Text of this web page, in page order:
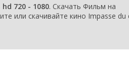
720 - 1080. Скачать Фильм на
или скачивайте кино Impasse du